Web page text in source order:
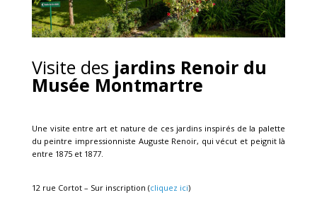
Visite des jardins Renoir du
Musée Montmartre
Une visite entre art et nature de ces jardins inspirés de la palette
du peintre impressionniste Auguste Renoir, qui vécut et peignit là
entre 1875 et 1877.
12 rue Cortot – Sur inscription (cliquez ici)